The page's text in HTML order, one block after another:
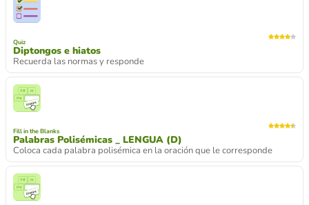
Quiz
Diptongos e hiatos
Recuerda las normas y responde
Fill in the Blanks
Palabras Polisémicas _ LENGUA (D)
Coloca cada palabra polisémica en la oración que le corresponde